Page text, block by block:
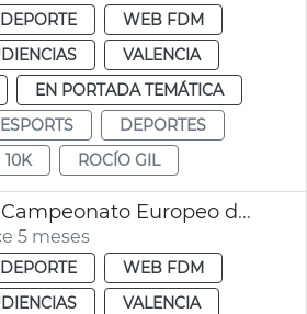
WEB FDM
VALENCIA
EN PORTADA TEMÁTICA
ESPORTS
DEPORTES
10K ROCÍO GIL
Presentación Campeonato Europeo de Atletismo Indoor 2027
5 meses
WEB FDM
VALENCIA